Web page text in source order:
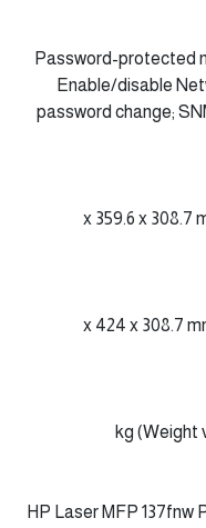
Password-protected
Enable/disable
password change;
406 x 359.6 x
421.9 x 424 x
HP Laser MFP